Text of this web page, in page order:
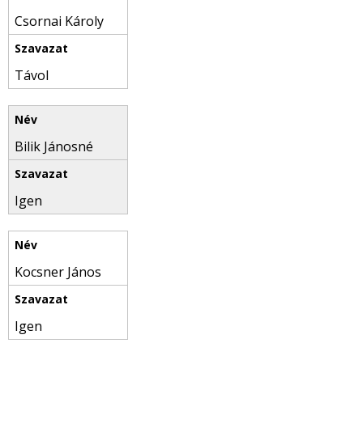
Csornai Károly
Távol
Bilik Jánosné
Igen
Kocsner János
Igen